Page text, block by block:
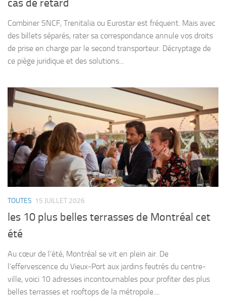
cas de retard
Combiner SNCF, Trenitalia ou Eurostar est fréquent. Mais avec
des billets séparés, rater sa correspondance annule vos droits
de prise en charge par le second transporteur. Décryptage de
ce piège juridique et des solutions...
TOUTES 15 JUILLET 2026
les 10 plus belles terrasses de Montréal cet
été
Au cœur de l’été, Montréal se vit en plein air. De
l’effervescence du Vieux-Port aux jardins feutrés du centre-
ville, voici 10 adresses incontournables pour profiter des plus
belles terrasses et rooftops de la métropole....